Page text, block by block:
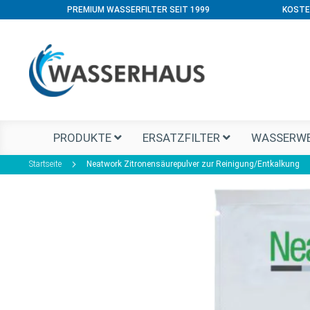
PREMIUM WASSERFILTER SEIT 1999
PRODUKTE ERSATZFILTER
Startseite Neatwork Zitronensäurepulver zur Reinigung/Entkalkung